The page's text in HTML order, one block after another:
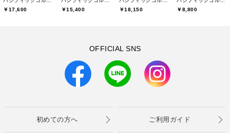
￥17,600
￥15,400
￥18,150
￥8,800
OFFICIAL SNS
初めての方へ ご利用ガイド